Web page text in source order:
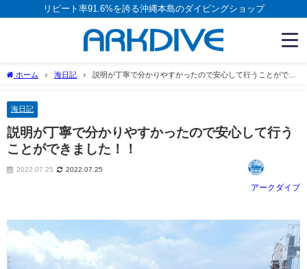
リピート率91.6%を誇る沖縄本島のダイビングショップ
ホーム 海日記
説明が丁寧で分かりやすかったので安心して行うことができ
海日記
説明が丁寧で分かりやすかったので安心して行う
ことができました！！
2022.07.25 2022.07.25
アークダイブ